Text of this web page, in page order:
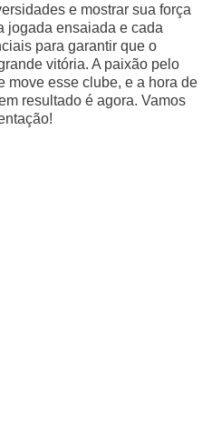
e mostrar sua força
jogada ensaiada e cada
para garantir que o
vitória. A paixão pelo
move esse clube, e a hora de
resultado é agora. Vamos